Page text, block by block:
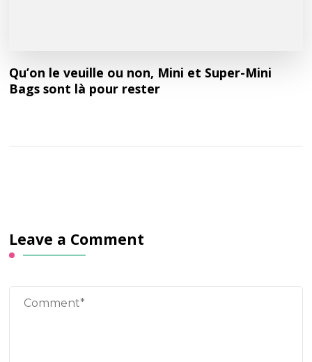
Qu’on le veuille ou non, Mini et Super-Mini
Bags sont là pour rester
Leave a Comment